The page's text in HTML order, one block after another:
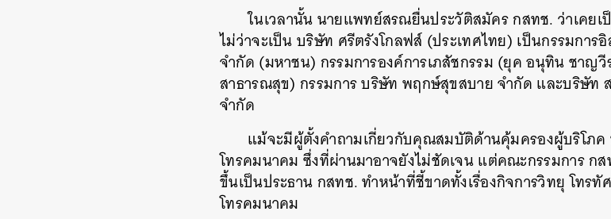
ในเวลานั้น นายแพทย์สรณยื่นประวัติสมัคร กสทช. ว่าเคยเ
ไม่ว่าจะเป็น บริษัท ศรีตรังโกลฟส์ (ประเทศไทย) เป็นกรรมการ
จำกัด (มหาชน) กรรมการองค์การเภสัชกรรม (ยุค อนุทิน ชาญวี
สาธารณสุข) กรรมการ บริษัท พฤกษ์สุขสบาย จำกัด และบริษัท
จำกัด
แม้จะมีผู้ตั้งคำถามเกี่ยวกับคุณสมบัติด้านคุ้มครองผู้บริโภค
โทรคมนาคม ซึ่งที่ผ่านมาอาจยังไม่ชัดเจน แต่คณะกรรมการ ก
ขึ้นเป็นประธาน กสทช. ทำหน้าที่ชี้ขาดทั้งเรื่องกิจการวิทยุ โทร
โทรคมนาคม